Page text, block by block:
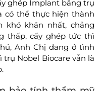
ghép Implant bằng trụ
có thể thực hiện thành
khó khăn nhất, chẳng
thấp, cấy ghép tức thì
Anh Chị đang ở tình
Nobel Biocare vẫn là